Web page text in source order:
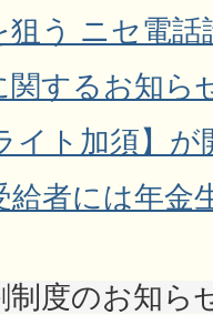
狙う ニセ電
関するお知ら
イト加須】
給者には年金
制度のお知ら